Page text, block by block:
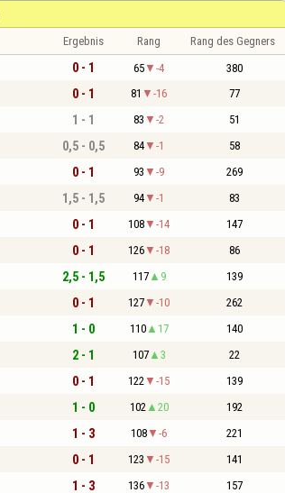
Ergebnis Rang Rang des Gegners
0 - 1 65 -4 380
0 - 1 81 -16 77
1 - 1 83 -2 51
0,5 - 0,5 84 -1 58
0 - 1 93 -9 269
1,5 - 1,5 94 -1 83
0 - 1 108 -14 147
0 - 1 126 -18 86
2,5 - 1,5 117 9 139
0 - 1 127 -10 262
1 - 0 110 17 140
2 - 1 107 3 22
0 - 1 122 -15 139
1 - 0 102 20 192
1 - 3 108 -6 221
0 - 1 123 -15 141
1 - 3 136 -13 157